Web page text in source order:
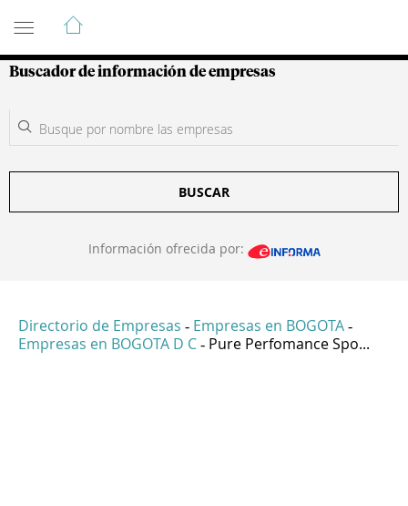
Guía de Empresas Colombianas
Buscador de información de empresas
BUSCAR
Información ofrecida por:
Directorio de Empresas - Empresas en BOGOTA -
Empresas en BOGOTA D C - Pure Perfomance Spo...